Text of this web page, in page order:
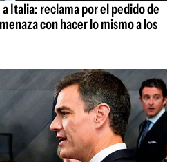
Italia: reclama por el pedido de
con hacer lo mismo a los